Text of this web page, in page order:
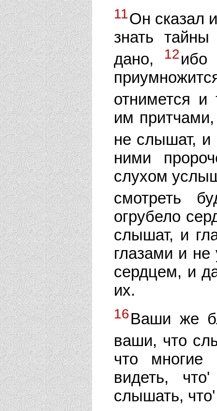
11Он сказал
знать
дано,
12ибо
отнимется
им
не слышат,
ними
слухом
смотреть
огрубело
слышат, и
глазами и
сердцем, и
их.
16Ваши же
ваши, что
что многие
видеть,
слышать,